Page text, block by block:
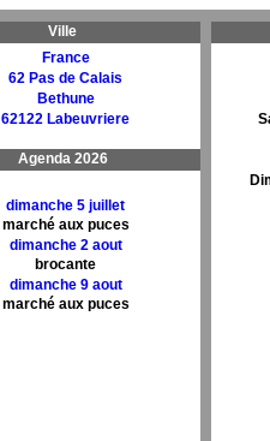
Ville
France
62 Pas de Calais
Bethune
62122 Labeuvriere
Agenda 2026
dimanche 5 juillet
marché aux puces
dimanche 2 aout
brocante
dimanche 9 aout
marché aux puces